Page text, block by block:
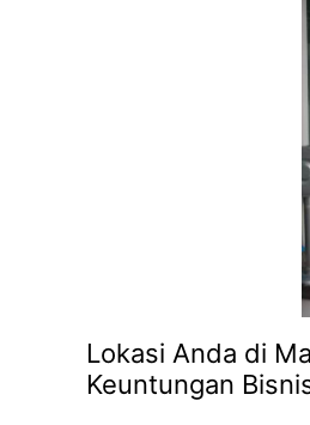
Lokasi Anda di
Keuntungan